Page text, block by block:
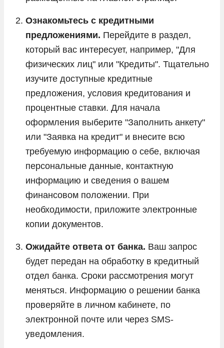
Ознакомьтесь с кредитными
предложениями. Перейдите в раздел,
который вас интересует, например, "Для
физических лиц" или "Кредиты". Тщательно
изучите доступные кредитные
предложения, условия кредитования и
процентные ставки. Для начала
оформления выберите "Заполнить анкету"
или "Заявка на кредит" и внесите всю
требуемую информацию о себе, включая
персональные данные, контактную
информацию и сведения о вашем
финансовом положении. При
необходимости, приложите электронные
копии документов.
Ожидайте ответа от банка. Ваш запрос
будет передан на обработку в кредитный
отдел банка. Сроки рассмотрения могут
меняться. Информацию о решении банка
проверяйте в личном кабинете, по
электронной почте или через SMS-
уведомления.